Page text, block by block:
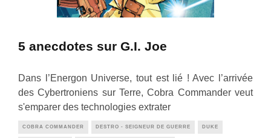
5 anecdotes sur G.I. Joe
Dans l’Energon Universe, tout est lié ! Avec l’arrivée
des Cybertroniens sur Terre, Cobra Commander veut
s'emparer des technologies extrater
COBRA COMMANDER DESTRO - SEIGNEUR DE GUERRE DUKE